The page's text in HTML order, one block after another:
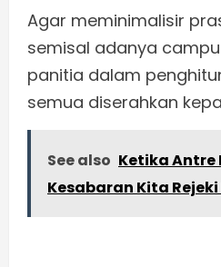
Agar meminimalisir
semisal adanya
panitia dalam
semua diserahkan
See also Ketika Antre
Kesabaran Kita